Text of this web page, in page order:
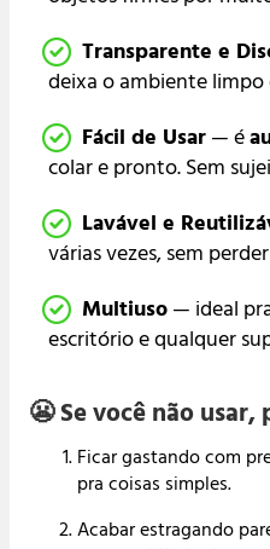
Transparente e
deixa o ambiente limpo
Fácil de Usar — é
colar e pronto. Sem
Lavável e
várias vezes, sem
Multiuso — ideal
escritório e qualquer
😬 Se você não
Ficar gastando com
pra coisas simples.
Acabar estragando